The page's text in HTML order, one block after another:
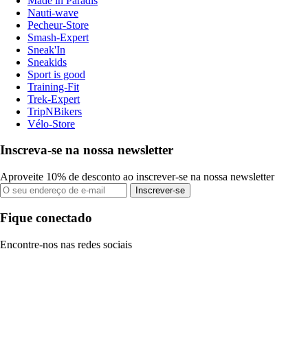
Nauti-wave
Pecheur-Store
Smash-Expert
Sneak'In
Sneakids
Sport is good
Training-Fit
Trek-Expert
TripNBikers
Vélo-Store
Inscreva-se na nossa newsletter
Aproveite 10% de desconto ao inscrever-se na nossa newsletter
Inscrever-se
Fique conectado
Encontre-nos nas redes sociais